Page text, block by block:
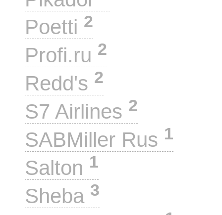
Poetti 2
Profi.ru 2
Redd's 2
S7 Airlines 2
SABMiller Rus 1
Salton 1
Sheba 3